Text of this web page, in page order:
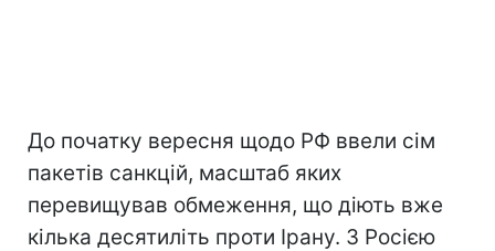
До початку вересня щодо РФ ввели сім
пакетів санкцій, масштаб яких
перевищував обмеження, що діють вже
кілька десятиліть проти Ірану. З Росією